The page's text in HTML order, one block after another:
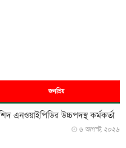
জনপ্রিয়
এনওয়াইপিডির উচ্চপদস্থ কর্মকর্তা
৬ আগস্ট, ২০২৬